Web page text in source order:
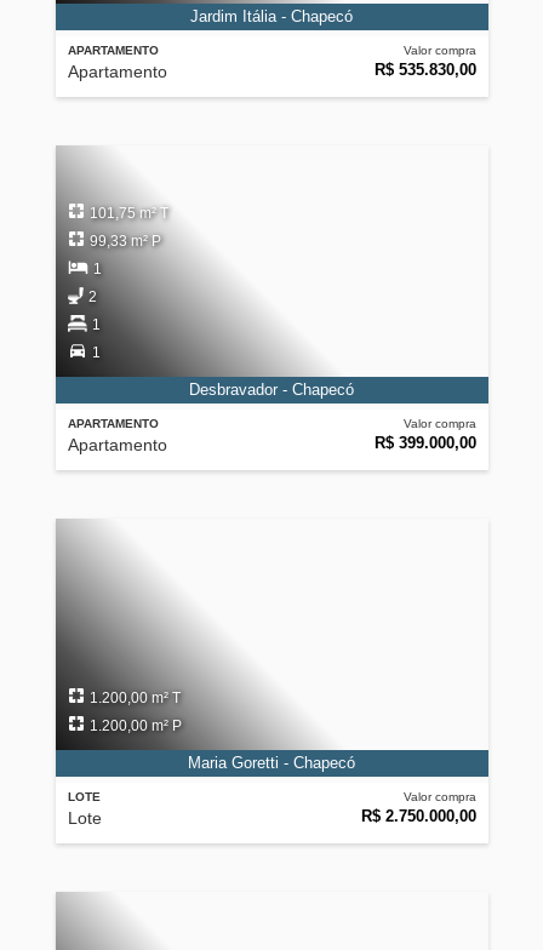
APARTAMENTO
Apartamento
Valor compra
R$ 535.830,00
Jardim Itália - Chapecó
APARTAMENTO
Apartamento
Valor compra
R$ 399.000,00
101,75 m² T
99,33 m² P
1
2
1
1
Desbravador - Chapecó
LOTE
Lote
Valor compra
R$ 2.750.000,00
1.200,00 m² T
1.200,00 m² P
Maria Goretti - Chapecó